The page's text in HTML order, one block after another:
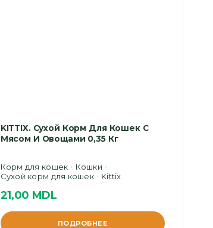
KITTIX. Сухой Корм Для Кошек С
Мясом И Овощами 0,35 Кг
Корм для кошек
Кошки
Сухой корм для кошек
Kittix
21,00 MDL
ПОДРОБНЕЕ